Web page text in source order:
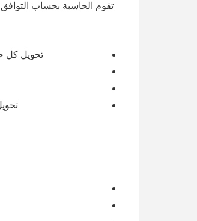
تقوم الحاسبة بحساب
تحويل كل